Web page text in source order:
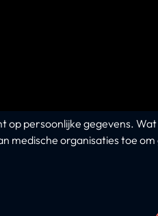
persoonlijke gegevens.
medische organisaties toe